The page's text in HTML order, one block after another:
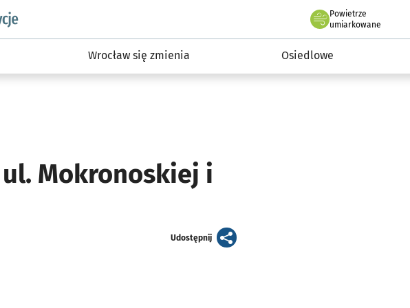
podserwis: #InwestycjeWRO - miejskie inwestycje 2019-2032
Powietrze
we Wrocławiu
umiarkowane
Wrocław się zmienia Osiedlowe
Mokronoskiej i
Udostępnijartykuł